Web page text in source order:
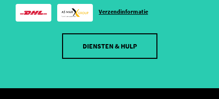
Verzendinformatie
DIENSTEN & HULP